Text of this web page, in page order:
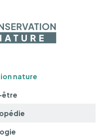
nature
être